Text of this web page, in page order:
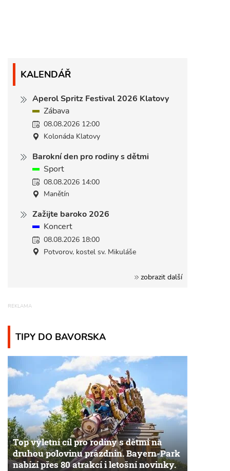
KALENDÁŘ
Aperol Spritz Festival 2026 Klatovy
Zábava
08.08.2026 12:00
Kolonáda Klatovy
Barokní den pro rodiny s dětmi
Sport
08.08.2026 14:00
Manětín
Zažijte baroko 2026
Koncert
08.08.2026 18:00
Potvorov, kostel sv. Mikuláše
zobrazit další
TIPY DO BAVORSKA
Top výletní cíl pro rodiny s dětmi na
druhou polovinu prázdnin. Bayern-Park
nabízí přes 80 atrakcí i letošní novinky.